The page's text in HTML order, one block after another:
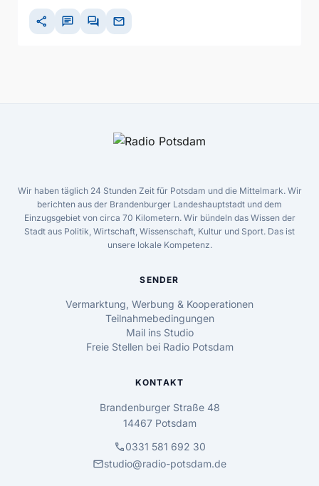
share chat forum mail
Wir haben täglich 24 Stunden Zeit für Potsdam und die Mittelmark. Wir
berichten aus der Brandenburger Landeshauptstadt und dem
Einzugsgebiet von circa 70 Kilometern. Wir bündeln das Wissen der
Stadt aus Politik, Wirtschaft, Wissenschaft, Kultur und Sport. Das ist
unsere lokale Kompetenz.
SENDER
Vermarktung, Werbung & Kooperationen
Teilnahmebedingungen
Mail ins Studio
Freie Stellen bei Radio Potsdam
KONTAKT
Brandenburger Straße 48
14467 Potsdam
call0331 581 692 30
mailstudio@radio-potsdam.de